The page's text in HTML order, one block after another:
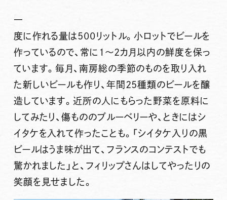
一
度に作れる量は500リットル。小ロットでビールを
作っているので、常に1～2カ月以内の鮮度を保っ
ています。毎月、南房総の季節のものを取り入れ
た新しいビールも作り、年間25種類のビールを醸
造しています。近所の人にもらった野菜を原料に
してみたり、傷もののブルーベリーや、ときにはシ
イタケを入れて作ったことも。「シイタケ入りの黒
ビールはうま味が出て、フランスのコンテストでも
驚かれました」と、フィリップさんはしてやったりの
笑顔を見せました。